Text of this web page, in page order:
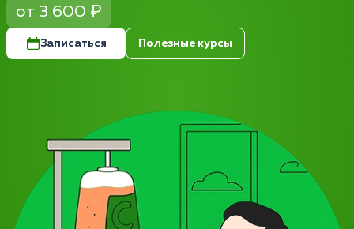
от 3 600 ₽
Записаться Полезные курсы